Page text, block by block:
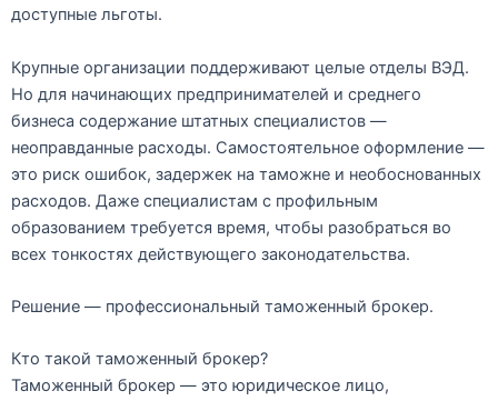
доступные льготы.
Крупные организации поддерживают целые отделы ВЭД.
Но для начинающих предпринимателей и среднего
бизнеса содержание штатных специалистов —
неоправданные расходы. Самостоятельное оформление —
это риск ошибок, задержек на таможне и необоснованных
расходов. Даже специалистам с профильным
образованием требуется время, чтобы разобраться во
всех тонкостях действующего законодательства.
Решение — профессиональный таможенный брокер.
Кто такой таможенный брокер?
Таможенный брокер — это юридическое лицо,